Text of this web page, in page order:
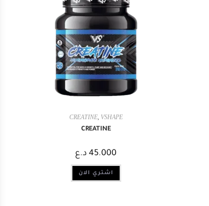
CREATINE, VSHAPE
CREATINE
45.000 د.ع
اشتري الان